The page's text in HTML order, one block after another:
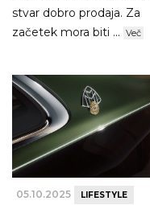
stvar dobro prodaja. Za
začetek mora biti ... Več
05.10.2025 LIFESTYLE